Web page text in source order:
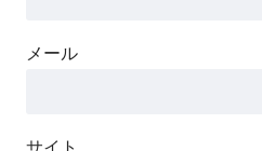
メール
サイト